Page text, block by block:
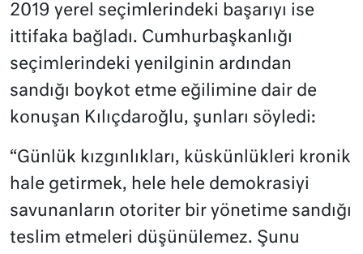
2019 yerel seçimlerindeki başarıyı ise
ittifaka bağladı. Cumhurbaşkanlığı
seçimlerindeki yenilginin ardından
sandığı boykot etme eğilimine dair de
konuşan Kılıçdaroğlu, şunları söyledi:
“Günlük kızgınlıkları, küskünlükleri kronik
hale getirmek, hele hele demokrasiyi
savunanların otoriter bir yönetime sandığı
teslim etmeleri düşünülemez. Şunu